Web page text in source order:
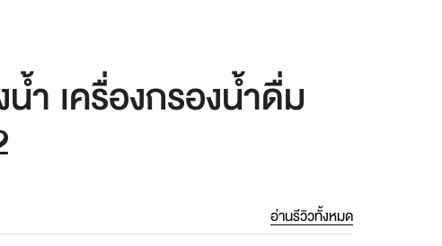
น้ำ เครื่องกรองน้ำดื่ม
อ่านรีวิวทั้งหมด